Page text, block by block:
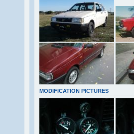
MODIFICATION PICTURES